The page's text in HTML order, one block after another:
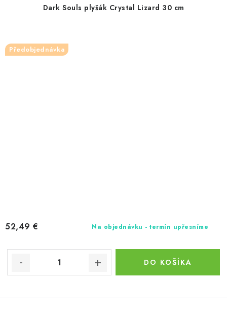
Dark Souls plyšák Crystal Lizard 30 cm
Předobjednávka
Na objednávku - termín upřesníme
52,49 €
DO KOŠÍKA